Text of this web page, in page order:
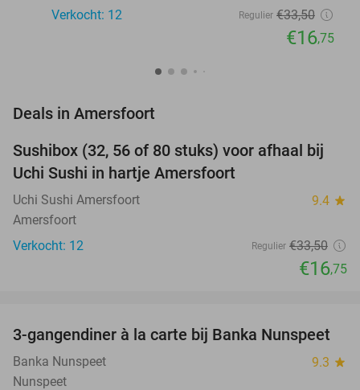
Verkocht: 12
Regulier €33,50
€16,75
Deals in Amersfoort
50%
TODAY
Sushibox (32, 56 of 80 stuks) voor afhaal bij
Uchi Sushi in hartje Amersfoort
Uchi Sushi Amersfoort 9.4 star
Amersfoort
Verkocht: 12
Regulier €33,50
€16,75
53%
NEW
TODAY
3-gangendiner à la carte bij Banka Nunspeet
Banka Nunspeet 9.3 star
Nunspeet